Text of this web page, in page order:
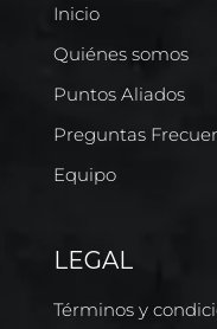
Inicio
Quiénes somos
Puntos Aliados
Preguntas
Equipo
LEGAL
Términos y